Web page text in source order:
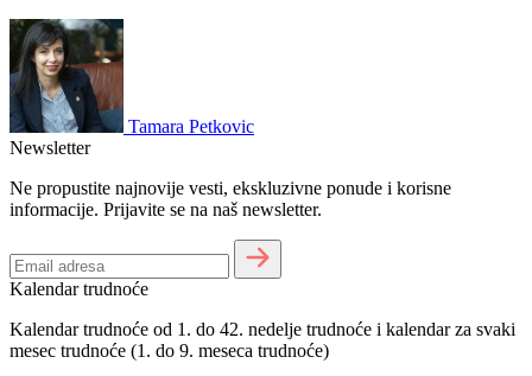
Tamara Petkovic
Newsletter
Ne propustite najnovije vesti, ekskluzivne ponude i korisne
informacije. Prijavite se na naš newsletter.
Kalendar trudnoće
Kalendar trudnoće od 1. do 42. nedelje trudnoće i kalendar za svaki
mesec trudnoće (1. do 9. meseca trudnoće)